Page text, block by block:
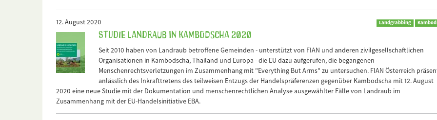
12. August 2020 Landgrabbing
Studie Landraub in Kambodscha 2020
Seit 2010 haben von Landraub betroffene Gemeinden - unterstützt von FIAN und anderen zivilgesellschaftlichen
Organisationen in Kambodscha, Thailand und Europa - die EU dazu aufgerufen, die begangenen
Menschenrechtsverletzungen im Zusammenhang mit "Everything But Arms" zu untersuchen. FIAN Österreich
anlässlich des Inkrafttretens des teilweisen Entzugs der Handelspräferenzen gegenüber Kambodscha mit 12. August
2020 eine neue Studie mit der Dokumentation und menschenrechtlichen Analyse ausgewählter Fälle von Landraub im
Zusammenhang mit der EU-Handelsinitiative EBA.